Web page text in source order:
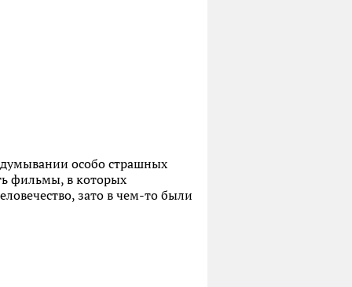
особо страшных
фильмы, в которых
зато в чем-то были